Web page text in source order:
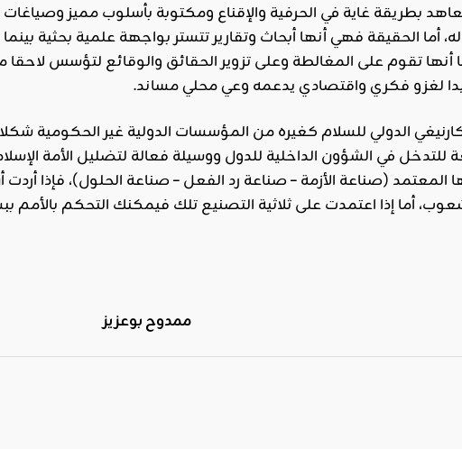
بطريقة غاية في الحرفية والإقناع ومكتوبة بأسلوب مميز
أما الحقيقة فهي أنها أبحاث وتقارير تتستر بواجهة علمية بحثية
أنها تقوم على المغالطة وعلى تزوير الحقائق والوقائع لتؤسس لاحقا
لغزو فكري واقتصادي يدعمه وعي محلي مساند.
الدولي للسلام كغيره من المؤسسات الدولية غير الحكومية
المعتمد (صناعة الأزمة – صناعة رد الفعل – صناعة الحلول)، فإذا
أما إذا اعتمدت على ثلاثية التصنيع تلك فيمكنك التحكم بالأمم
ممدوح بوعزيز